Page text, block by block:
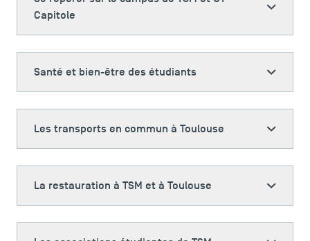
Capitole
Santé et bien-être des étudiants
Les transports en commun à Toulouse
La restauration à TSM et à Toulouse